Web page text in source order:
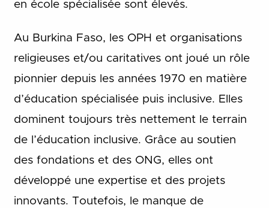
en école spécialisée sont élevés.
Au Burkina Faso, les OPH et organisations
religieuses et/ou caritatives ont joué un rôle
pionnier depuis les années 1970 en matière
d’éducation spécialisée puis inclusive. Elles
dominent toujours très nettement le terrain
de l’éducation inclusive. Grâce au soutien
des fondations et des ONG, elles ont
développé une expertise et des projets
innovants. Toutefois, le manque de